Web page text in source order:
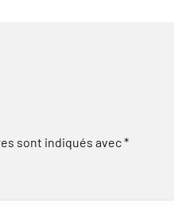
sont indiqués avec*